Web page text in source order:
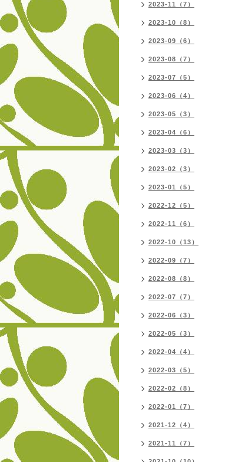
2023-11（7）
2023-10（8）
2023-09（6）
2023-08（7）
2023-07（5）
2023-06（4）
2023-05（3）
2023-04（6）
2023-03（3）
2023-02（3）
2023-01（5）
2022-12（5）
2022-11（6）
2022-10（13）
2022-09（7）
2022-08（8）
2022-07（7）
2022-06（3）
2022-05（3）
2022-04（4）
2022-03（5）
2022-02（8）
2022-01（7）
2021-12（4）
2021-11（7）